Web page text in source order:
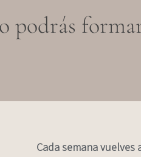
podrás
Cada semana vuelves